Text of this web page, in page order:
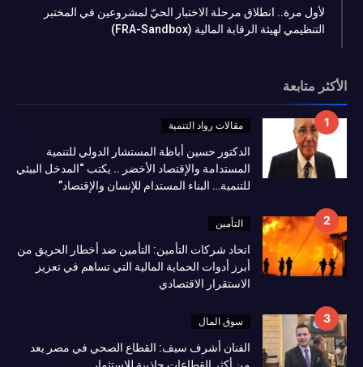
لأول مرة.. انطلاق مرحلة الاختبار الحيّ لمشروعين في المختبر
التنظيمي لهيئة الرقابة المالية (FRA-Sandbox)
الأكثر متابعة
مقالات رواد التنمية
الدكتور حسين أباظة المستشار الدولي للتنمية
المستدامة والإقتصاد الأخضر .. يكتب “المدخل البيئي
للتنمية… البناء المستدام للإنسان والإقتصاد”
التأمين
اتحاد شركات التأمين: التأمين ضد أخطار الحريق من
أبرز أدوات الحماية المالية التي تساهم في تعزيز
الاستقرار الاقتصادي
سوق المال
الفنان أشرف سيف: القطاع الصحي في مصر يعد